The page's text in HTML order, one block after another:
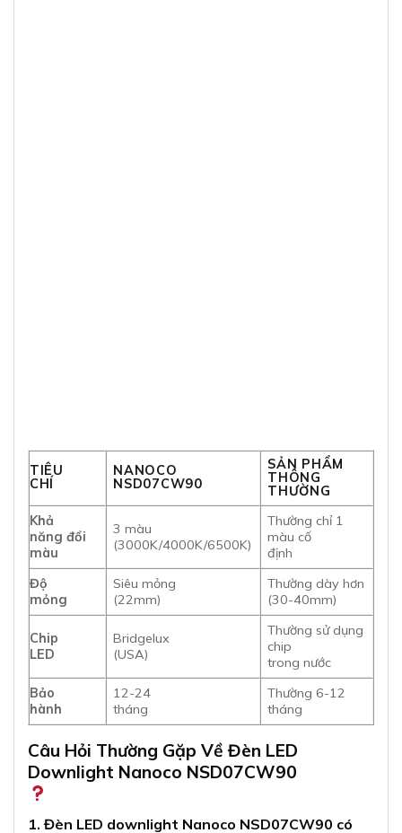
TIÊU
CHÍ
NANOCO
NSD07CW90
SẢN PHẨM
THÔNG
THƯỜNG
Khả
năng đổi
màu
3 màu
(3000K/4000K/6500K)
Thường chỉ 1
màu cố
định
Độ
mỏng
Siêu mỏng
(22mm)
Thường dày hơn
(30-40mm)
Chip
LED
Bridgelux
(USA)
Thường sử dụng
chip
trong nước
Bảo
hành
12-24
tháng
Thường 6-12
tháng
Câu Hỏi Thường Gặp Về Đèn LED
Downlight Nanoco NSD07CW90
1. Đèn LED downlight Nanoco NSD07CW90 có